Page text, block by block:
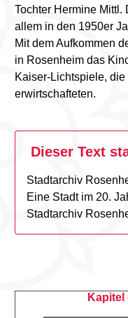
Tochter Hermine
allem in den 1950er
Mit dem Aufkommen
in Rosenheim das
Kaiser-Lichtspiele,
erwirtschafteten.
Dieser Text
Stadtarchiv
Eine Stadt im 20.
Stadtarchiv